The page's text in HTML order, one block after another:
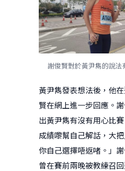
謝俊賢對於黃尹雋的說法
黃尹雋發表想法後，他
賢在網上進一步回應。
出黃尹雋有沒有用心比
成績嚟幫自己解話，大
你自己選擇唔返啫。」
曾在賽前兩晚被教練召